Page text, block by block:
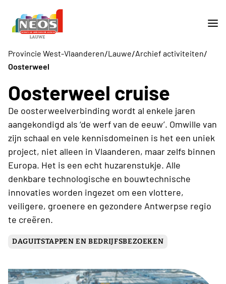
Provincie West-Vlaanderen/Lauwe/Archief activiteiten/
Oosterweel
Oosterweel cruise
De oosterweelverbinding wordt al enkele jaren
aangekondigd als ‘de werf van de eeuw’. Omwille van
zijn schaal en vele kennisdomeinen is het een uniek
project, niet alleen in Vlaanderen, maar zelfs binnen
Europa. Het is een echt huzarenstukje. Alle
denkbare technologische en bouwtechnische
innovaties worden ingezet om een vlottere,
veiligere, groenere en gezondere Antwerpse regio
te creëren.
DAGUITSTAPPEN EN BEDRIJFSBEZOEKEN